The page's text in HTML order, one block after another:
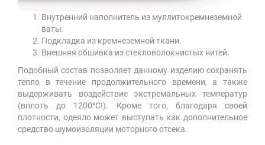
Внутренний наполнитель из муллитокремнеземной
ваты.
Подкладка из кремнеземной ткани.
Внешняя обшивка из стекловолокнистых нитей.
Подобный состав позволяет данному изделию сохранять
тепло в течение продолжительного времени, а также
выдерживать воздействие экстремальных температур
(вплоть до 1200°С!). Кроме того, благодаря своей
плотности, одеяло может выступать как дополнительное
средство шумоизоляции моторного отсека.